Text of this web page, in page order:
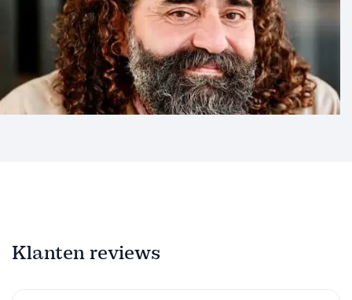
Klanten reviews